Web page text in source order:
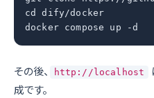
cd dify/docker
docker compose up -d
その後、 http://localhost
成です。